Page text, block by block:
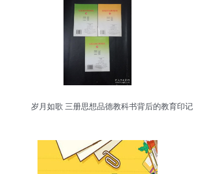
岁月如歌 三册思想品德教科书背后的教育印记